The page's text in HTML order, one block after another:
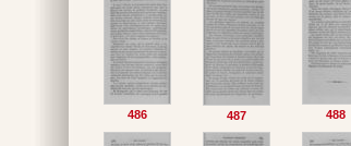
486 487 488